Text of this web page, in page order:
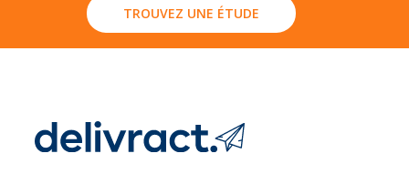
TROUVEZ UNE ÉTUDE